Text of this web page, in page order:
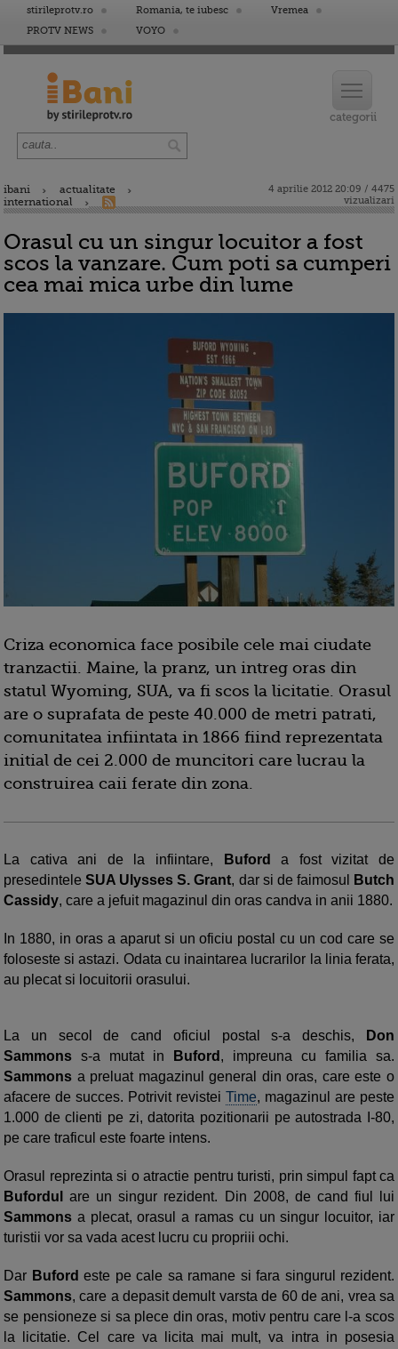
stirileprotv.ro Romania, te iubesc
Vremea
PROTV NEWS
VOYO
ibani
actualitate
international
4 aprilie 2012 20:09 / 4475
vizualizari
Orasul cu un singur locuitor a fost
scos la vanzare. Cum poti sa cumperi
cea mai mica urbe din lume
Criza economica face posibile cele mai ciudate
tranzactii. Maine, la pranz, un intreg oras din
statul Wyoming, SUA, va fi scos la licitatie. Orasul
are o suprafata de peste 40.000 de metri patrati,
comunitatea infiintata in 1866 fiind reprezentata
initial de cei 2.000 de muncitori care lucrau la
construirea caii ferate din zona.
La cativa ani de la infiintare, Buford
a fost vizitat de
presedintele SUA Ulysses S. Grant, dar si de faimosul
Butch
Cassidy, care a jefuit magazinul din oras candva in anii 1880.
In 1880, in oras a aparut si un oficiu postal cu un cod care se
foloseste si astazi. Odata cu inaintarea lucrarilor la linia ferata,
au plecat si locuitorii orasului.
La un secol de cand oficiul postal s-a deschis,
Don
Sammons s-a mutat in Buford , impreuna cu familia sa.
Sammons a preluat magazinul general din oras, care este o
afacere de succes. Potrivit revistei Time, magazinul are peste
1.000 de clienti pe zi, datorita pozitionarii pe autostrada I-80,
pe care traficul este foarte intens.
Orasul reprezinta si o atractie pentru turisti, prin simpul fapt ca
Bufordul
are un singur rezident. Din 2008, de cand fiul lui
Sammons a plecat, orasul a ramas cu un singur locuitor, iar
turistii vor sa vada acest lucru cu propriii ochi.
Dar Buford este pe cale sa ramane si fara singurul rezident.
Sammons, care a depasit demult varsta de 60 de ani, vrea sa
se pensioneze si sa plece din oras, motiv pentru care l-a scos
la licitatie. Cel care va licita mai mult, va intra in posesia